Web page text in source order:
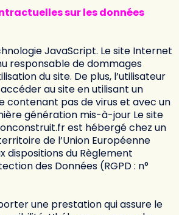
sur les données
JavaScript. Le site Internet
responsable de dommages
du site. De plus, l’utilisateur
au site en utilisant un
contenant pas de virus et avec un
génération mis-à-jour Le site
est hébergé chez un
de l’Union Européenne
dispositions du Règlement
des Données (RGPD : n°
une prestation qui assure le